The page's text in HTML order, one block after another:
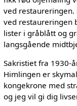
ved
ved restaureringen
lister i gråblått og
langsgående
Sakristiet fra 1930-
Himlingen er
kongekrone med
og jeg vil gi dig